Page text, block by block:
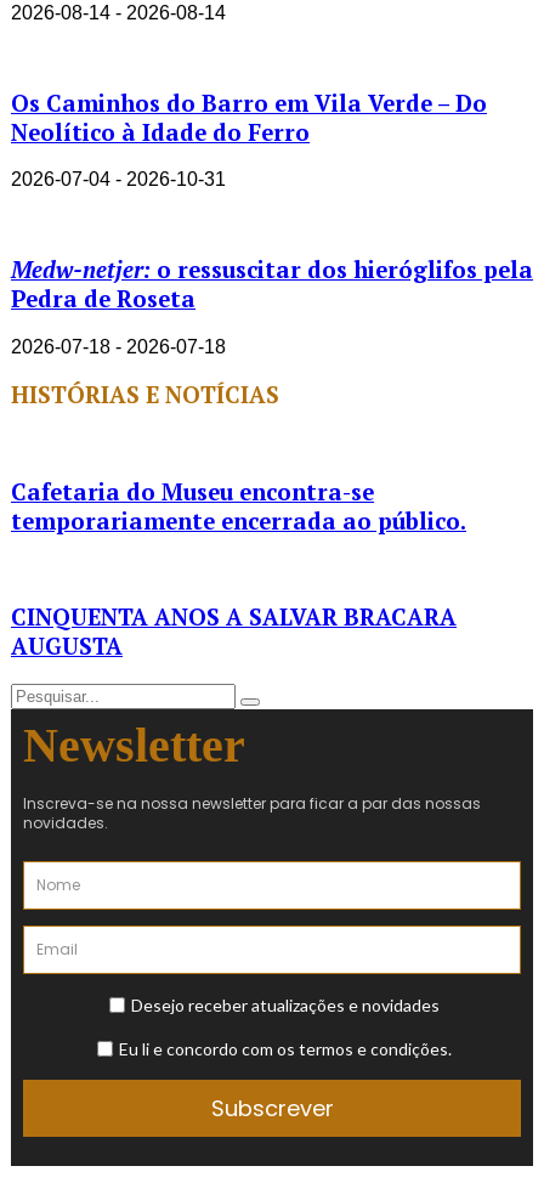
2026-08-14 - 2026-08-14
Os Caminhos do Barro em Vila Verde – Do
Neolítico à Idade do Ferro
2026-07-04 - 2026-10-31
Medw-netjer: o ressuscitar dos hieróglifos pela
Pedra de Roseta
2026-07-18 - 2026-07-18
HISTÓRIAS E NOTÍCIAS
Cafetaria do Museu encontra-se
temporariamente encerrada ao público.
CINQUENTA ANOS A SALVAR BRACARA
AUGUSTA